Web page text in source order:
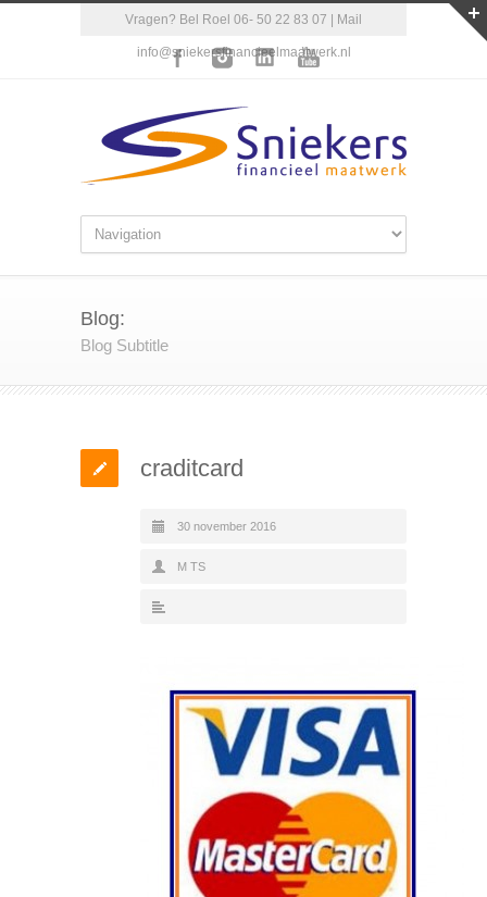
Vragen? Bel Roel 06- 50 22 83 07 | Mail
info@sniekersfinancieelmaatwerk.nl
Blog:
Blog Subtitle
craditcard
30 november 2016
M TS